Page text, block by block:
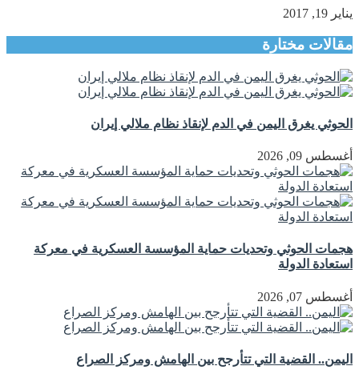
يناير 19, 2017
مقالات مختارة
الحوثي يغرق اليمن في الدم لإنقاذ نظام ملالي إيران
أغسطس 09, 2026
هجمات الحوثي وتحديات حماية المؤسسة العسكرية في معركة
استعادة الدولة
أغسطس 07, 2026
اليمن.. القضية التي تتأرجح بين الهامش ومركز الصراع